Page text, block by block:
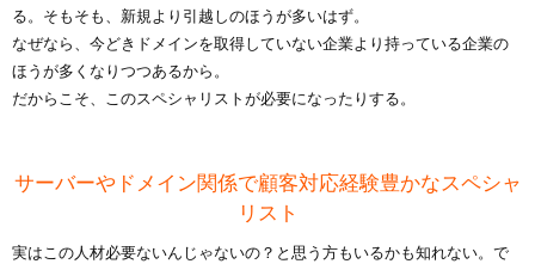
る。そもそも、新規より引越しのほうが多いはず。
なぜなら、今どきドメインを取得していない企業より持っている企業の
ほうが多くなりつつあるから。
だからこそ、このスペシャリストが必要になったりする。
サーバーやドメイン関係で顧客対応経験豊かなスペシャ
リスト
実はこの人材必要ないんじゃないの？と思う方もいるかも知れない。で